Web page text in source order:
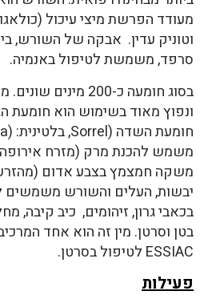
מעודד הפרשת מיצי עיכול
וטוניק עדין. אבקה של השורש,
סרפד, משמשת לטיפול באנמיה.
בסוג חומעה כ-200
ונפוץ מאוד בשימוש הוא חומעת
משמש להכנת מרק (מזרח
משקה חמצמץ בצבע אדום
יבשות, העלים והשורש משמשים
בכאבי גרון, זיהומים, כיב קיבה,
בטן וסרטן. מין זה הוא אחד
ESSIAC לטיפול בסרטן.
פעילות